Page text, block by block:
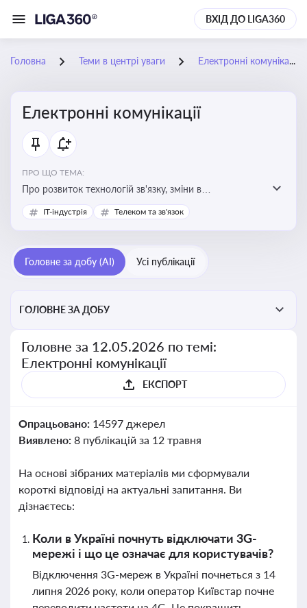
ВХІД ДО LIGA360
Головна Теми в центрі уваги Електронні комунікації
Електронні комунікації
ПРО ЩО ТЕМА:
Про розвиток технологій зв'язку, зміни в
законодавстві, регулювання ринку телекомунікацій,
інновації в сфері мобільних та інтернет-послуг
IT-індустрія Телеком та зв'язок
Головне за добу (AI) Усі публікації
ГОЛОВНЕ ЗА ДОБУ
Головне за 12.05.2026 по темі:
Електронні комунікації
ЕКСПОРТ
Опрацьовано: 14597 джерел
Виявлено: 8 публікацій за 12 травня
На основі зібраних матеріалів ми сформували
короткі відповіді на актуальні запитання. Ви
дізнаєтесь:
Коли в Україні почнуть відключати 3G-
мережі і що це означає для користувачів?
Відключення 3G-мереж в Україні почнеться з 14
липня 2026 року, коли оператор Київстар почне